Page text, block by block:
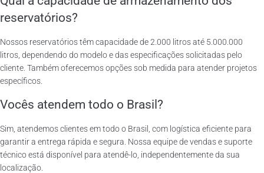
reservatórios?
Nossos reservatórios têm capacidade de 2.000 litros até 5.000.000
litros, dependendo do modelo e das especificações solicitadas pelo
cliente. Também oferecemos opções sob medida para atender projetos
específicos.
Vocês atendem todo o Brasil?
Sim, atendemos clientes em todo o Brasil, com logística eficiente para
garantir a entrega rápida e segura. Nossa equipe de vendas e suporte
técnico está disponível para atendê-lo, independentemente da sua
localização.